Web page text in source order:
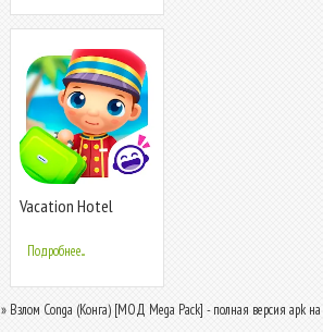
Vacation Hotel
Подробнее...
» Взлом Conga (Конга) [МОД Mega Pack] - полная версия apk на